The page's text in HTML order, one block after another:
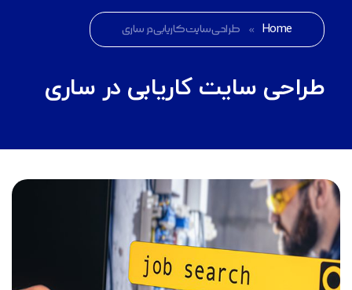
Home
» طراحی سایت کاریابی در ساری
طراحی سایت کاریابی در ساری